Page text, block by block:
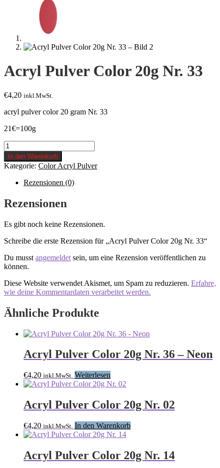
Acryl Pulver Color 20g Nr. 33
€4,20 inkl.MwSt.
acryl pulver color 20 gram Nr. 33
21€=100g
Acryl
Pulver
Color
20g
Menge
In den Warenkorb
Kategorie: Color Acryl Pulver
Rezensionen (0)
Rezensionen
Es gibt noch keine Rezensionen.
Schreibe die erste Rezension für „Acryl Pulver Color 20g Nr. 33“
Du musst angemeldet sein, um eine Rezension veröffentlichen zu
können.
Diese Website verwendet Akismet, um Spam zu reduzieren. Erfahre,
wie deine Kommentardaten verarbeitet werden.
Ähnliche Produkte
Acryl Pulver Color 20g Nr. 36 – Neon
€4,20 inkl.MwSt. Weiterlesen
Acryl Pulver Color 20g Nr. 02
€4,20 inkl.MwSt. In den Warenkorb
Acryl Pulver Color 20g Nr. 14